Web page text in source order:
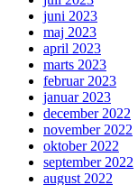
juni 2023
maj 2023
april 2023
marts 2023
februar 2023
januar 2023
december 2022
november 2022
oktober 2022
september 2022
august 2022